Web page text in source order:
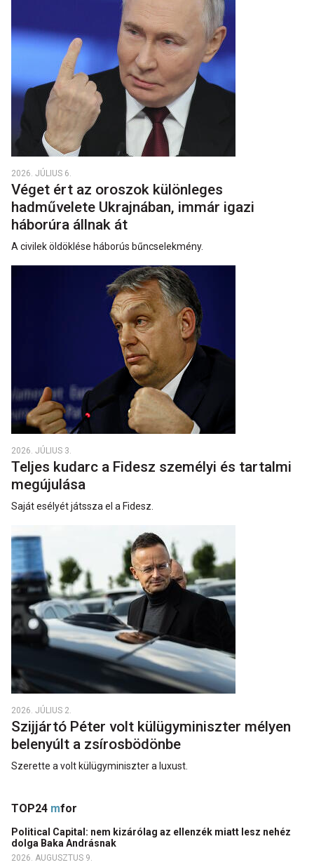
2026. JÚLIUS 6.
Véget ért az oroszok különleges
hadművelete Ukrajnában, immár igazi
háborúra állnak át
A civilek öldöklése háborús bűncselekmény.
2026. JÚLIUS 3.
Teljes kudarc a Fidesz személyi és tartalmi
megújulása
Saját esélyét játssza el a Fidesz.
2026. JÚLIUS 2.
Szijjártó Péter volt külügyminiszter mélyen
belenyúlt a zsírosbödönbe
Szerette a volt külügyminiszter a luxust.
TOP24 mfor
Political Capital: nem kizárólag az ellenzék miatt lesz nehéz
dolga Baka Andrásnak
2026. AUGUSZTUS 9.